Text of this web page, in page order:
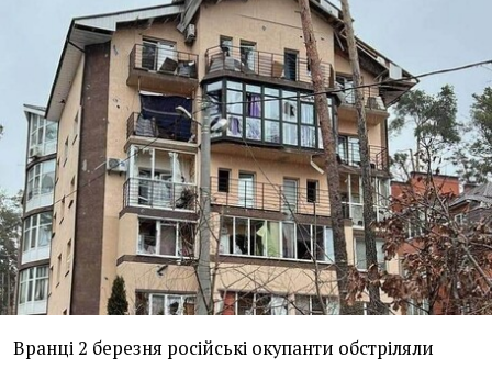
Вранці 2 березня російські окупанти обстріляли